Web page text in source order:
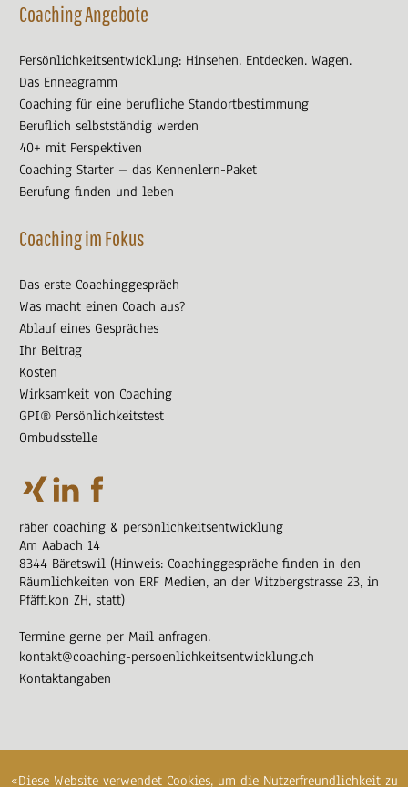
«Diese Website verwendet Cookies, um die Nutzerfreundlichkeit zu
Coaching Angebote
Persönlichkeitsentwicklung: Hinsehen. Entdecken. Wagen.
Das Enneagramm
Coaching für eine berufliche Standortbestimmung
Beruflich selbstständig werden
40+ mit Perspektiven
Coaching Starter – das Kennenlern-Paket
Berufung finden und leben
Coaching im Fokus
Das erste Coachinggespräch
Was macht einen Coach aus?
Ablauf eines Gespräches
Ihr Beitrag
Kosten
Wirksamkeit von Coaching
GPI® Persönlichkeitstest
Ombudsstelle
räber coaching & persönlichkeitsentwicklung
Am Aabach 14
8344 Bäretswil (Hinweis: Coachinggespräche finden in den
Räumlichkeiten von ERF Medien, an der Witzbergstrasse 23, in
Pfäffikon ZH, statt)
Termine gerne per Mail anfragen.
kontakt@coaching-persoenlichkeitsentwicklung.ch
Kontaktangaben
Datenschutzerklärung
webdesign by mediawerk